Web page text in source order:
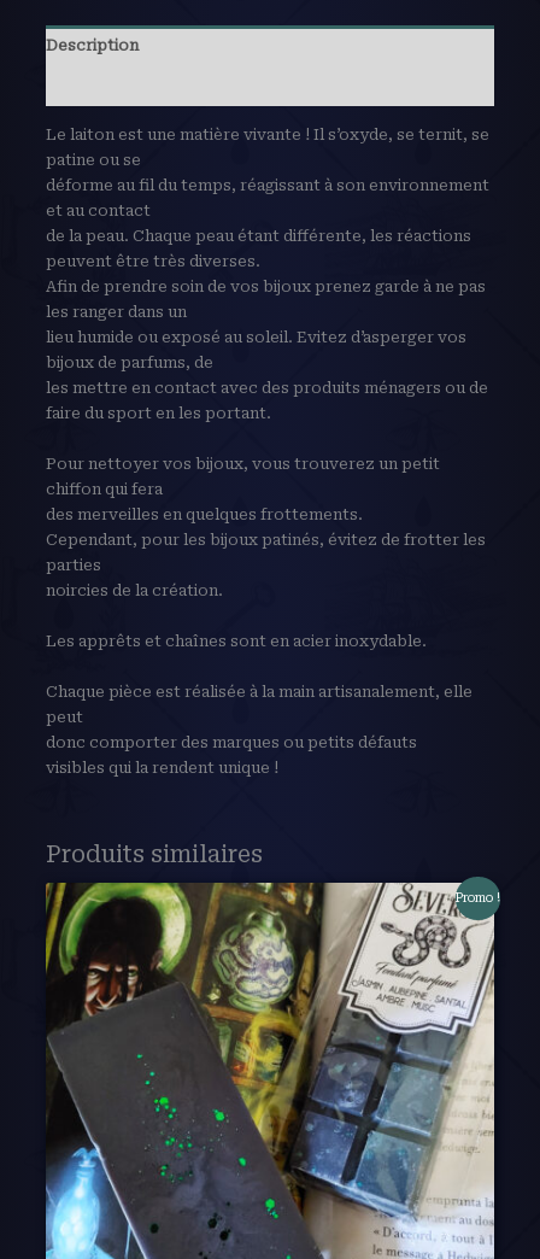
Description
Le laiton est une matière vivante ! Il s’oxyde, se ternit, se
patine ou se
déforme au fil du temps, réagissant à son environnement
et au contact
de la peau. Chaque peau étant différente, les réactions
peuvent être très diverses.
Afin de prendre soin de vos bijoux prenez garde à ne pas
les ranger dans un
lieu humide ou exposé au soleil. Evitez d’asperger vos
bijoux de parfums, de
les mettre en contact avec des produits ménagers ou de
faire du sport en les portant.
Pour nettoyer vos bijoux, vous trouverez un petit
chiffon qui fera
des merveilles en quelques frottements.
Cependant, pour les bijoux patinés, évitez de frotter les
parties
noircies de la création.
Les apprêts et chaînes sont en acier inoxydable.
Chaque pièce est réalisée à la main artisanalement, elle
peut
donc comporter des marques ou petits défauts
visibles qui la rendent unique !
Produits similaires
Promo !